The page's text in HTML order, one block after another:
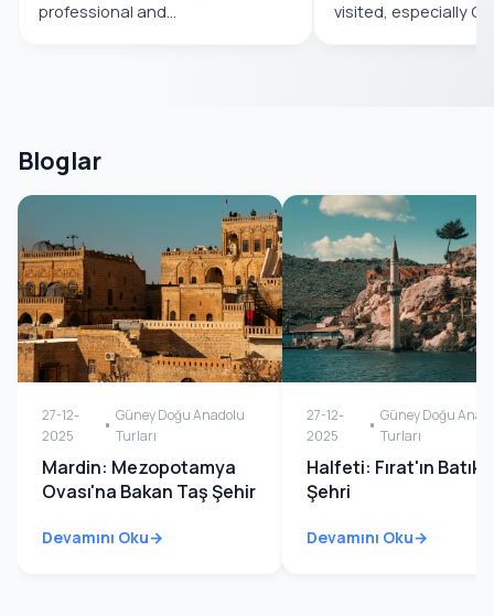
professional and
visited, especially
Bloglar
27-12-
2025
Güney Doğu Anadolu
Turları
Mardin: Mezopotamya
Ovası'na Bakan Taş Şehir
Devamını Oku
27-12-
2025
Güney Doğu
Turları
Halfeti: Fırat'ın Batık
Şehri
Devamını Oku